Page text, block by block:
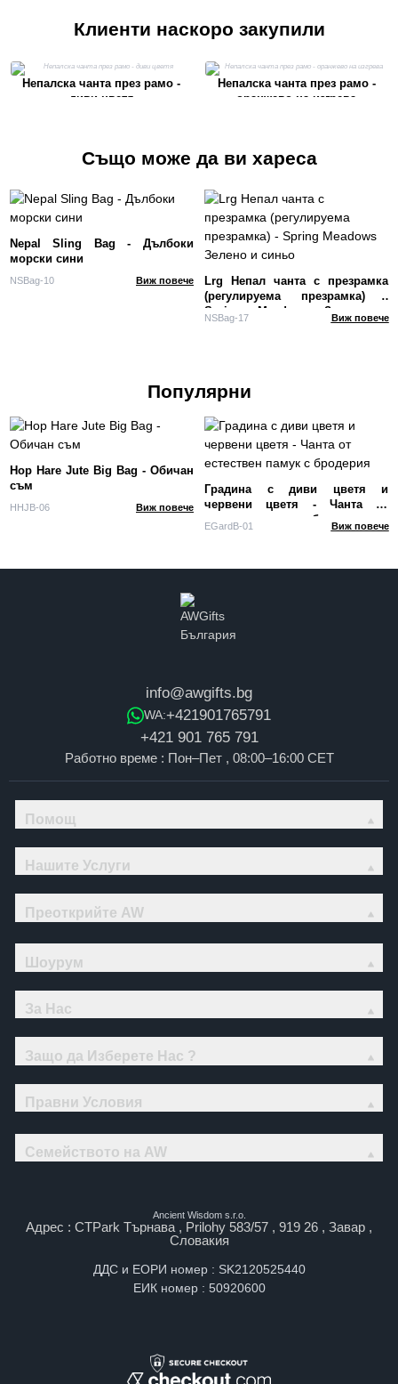
Клиенти наскоро закупили
Непалска чанта през рамо -
диви цветя
Непалска чанта през рамо -
оранжево на изгрева
Също може да ви хареса
Nepal Sling Bag - Дълбоки
морски сини
NSBag-10 Виж повече
Lrg Непал чанта с презрамка
(регулируема презрамка) -
Spring Meadows Зелено и
синьо
NSBag-17 Виж повече
Популярни
Hop Hare Jute Big Bag - Обичан
съм
HHJB-06 Виж повече
Градина с диви цветя и
червени цветя - Чанта от
естествен памук с бродерия
EGardB-01 Виж повече
info@awgifts.bg
WA:+421901765791
+421 901 765 791
Работно време : Пон–Пет , 08:00–16:00 CET
Помощ
Нашите Услуги
Преоткрийте AW
Шоурум
За Нас
Защо да Изберете Нас ?
Правни Условия
Семейството на AW
Ancient Wisdom s.r.o.
Адрес : CTPark Търнава , Prilohy 583/57 , 919 26 , Завар ,
Словакия
ДДС и ЕОРИ номер : SK2120525440
ЕИК номер : 50920600